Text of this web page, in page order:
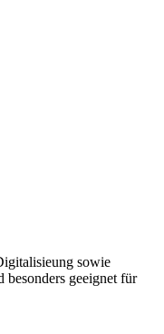
sowie
geeignet für